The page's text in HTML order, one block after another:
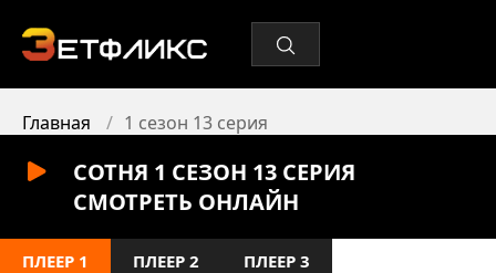
Главная 1 сезон 13 серия
СОТНЯ 1 СЕЗОН 13 СЕРИЯ
СМОТРЕТЬ ОНЛАЙН
ПЛЕЕР 1 ПЛЕЕР 2 ПЛЕЕР 3